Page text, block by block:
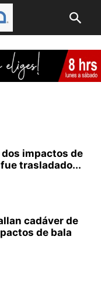
impactos de
trasladado...
cadáver de
de bala